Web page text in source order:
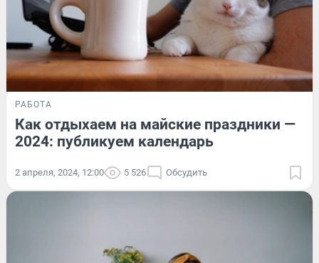
РАБОТА
Как отдыхаем на майские праздники —
2024: публикуем календарь
2 апреля, 2024, 12:00 5 526 Обсудить